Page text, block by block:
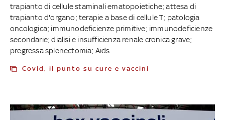
trapianto di cellule staminali ematopoietiche; attesa di
trapianto d'organo; terapie a base di cellule T; patologia
oncologica; immunodeficienze primitive; immunodeficienze
secondarie; dialisi e insufficienza renale cronica grave;
pregressa splenectomia; Aids
Covid, il punto su cure e vaccini